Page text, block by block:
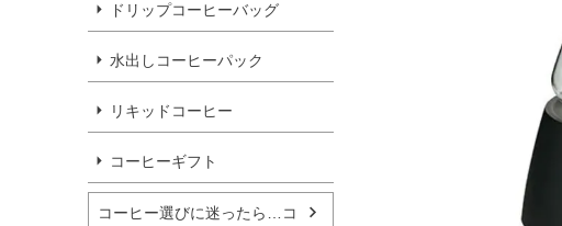
ドリップコーヒーバッグ
水出しコーヒーパック
リキッドコーヒー
コーヒーギフト
コーヒー選びに迷ったら…コ